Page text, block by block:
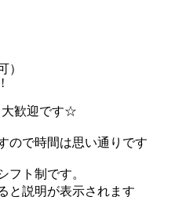
）
大歓迎です☆
ので時間は思い通りです
フト制です。
と説明が表示されます